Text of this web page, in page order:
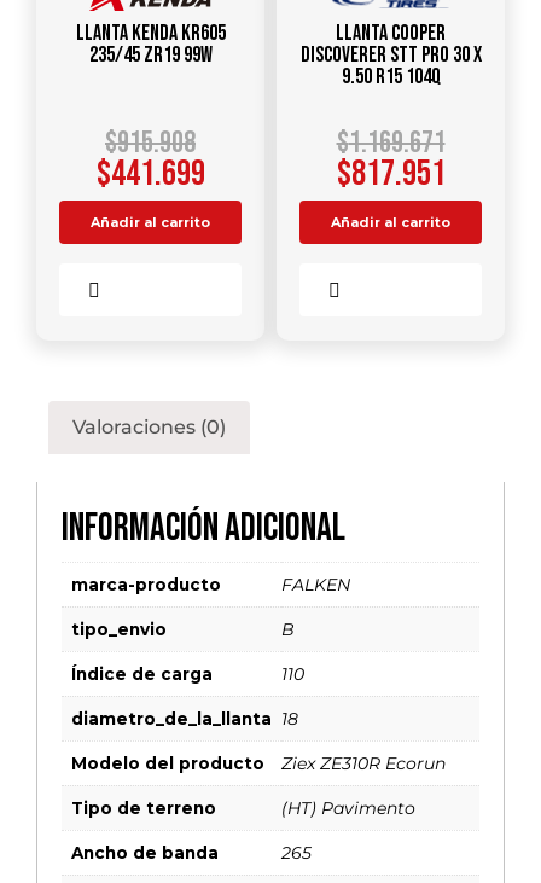
Llanta KENDA KR605
235/45 ZR19 99W
$915.908
$441.699
Añadir al carrito
Llanta COOPER
DISCOVERER STT PRO 30 X
9.50 R15 104Q
$1.169.671
$817.951
Añadir al carrito
Valoraciones (0)
Información adicional
marca-producto FALKEN
tipo_envio B
Índice de carga 110
diametro_de_la_llanta 18
Modelo del producto Ziex ZE310R Ecorun
Tipo de terreno (HT) Pavimento
Ancho de banda 265